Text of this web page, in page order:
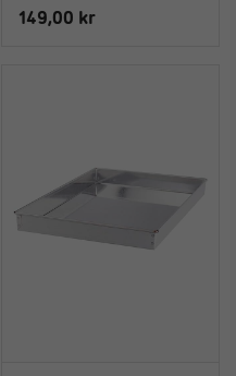
149,00 kr